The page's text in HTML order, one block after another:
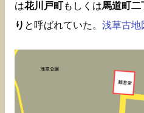
は花川戸町もしくは馬道町二
り と呼ばれていた。 浅草古地